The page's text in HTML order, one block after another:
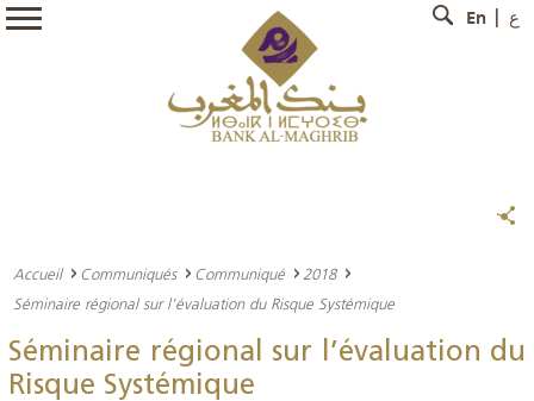
En ع
Accueil Communiqués Communiqué
2018
Séminaire régional sur l’évaluation du Risque Systémique
Séminaire régional sur l’évaluation du
Risque Systémique